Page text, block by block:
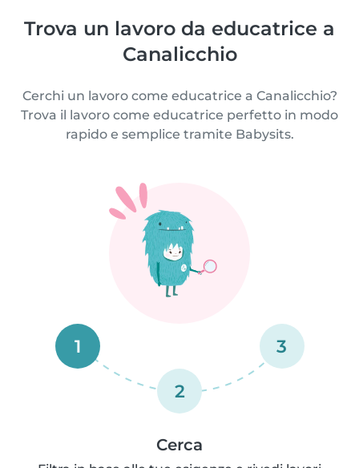
Trova un lavoro da educatrice a
Canalicchio
Cerchi un lavoro come educatrice a Canalicchio?
Trova il lavoro come educatrice perfetto in modo
rapido e semplice tramite Babysits.
1
2
3
Cerca